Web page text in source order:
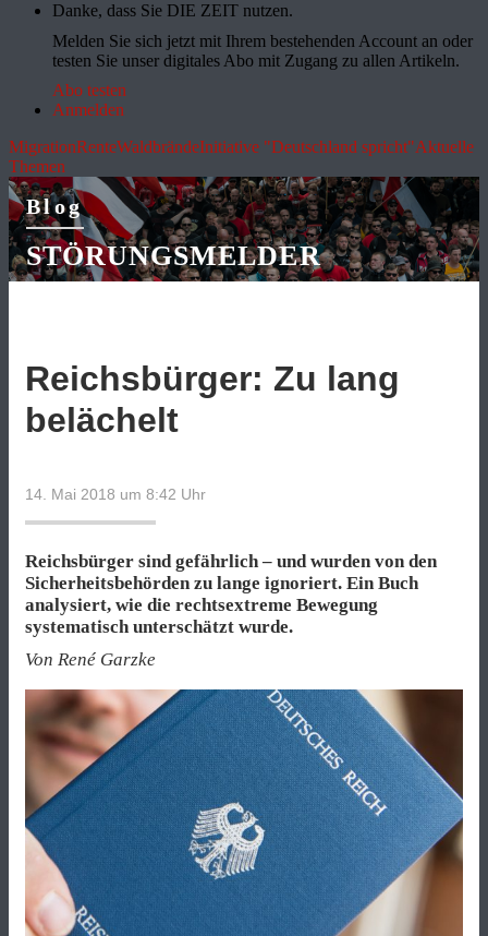
Danke, dass Sie DIE ZEIT nutzen.
Melden Sie sich jetzt mit Ihrem bestehenden Account an oder
testen Sie unser digitales Abo mit Zugang zu allen Artikeln.
Abo testen
Anmelden
MigrationRenteWaldbrändeInitiative "Deutschland spricht"Aktuelle
Themen
Blog
STÖRUNGSMELDER
Reichsbürger: Zu lang
belächelt
14. Mai 2018 um 8:42 Uhr
Reichsbürger sind gefährlich – und wurden von den
Sicherheitsbehörden zu lange ignoriert. Ein Buch
analysiert, wie die rechtsextreme Bewegung
systematisch unterschätzt wurde.
Von René Garzke